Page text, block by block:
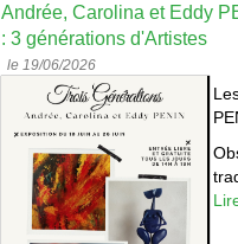
Andrée, Carolina et Eddy
: 3 générations d'Artistes
le 19/06/2026